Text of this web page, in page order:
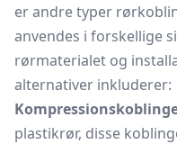
er andre typer
anvendes i forskellige
rørmaterialet og
alternativer inkluderer:
plastikrør, disse